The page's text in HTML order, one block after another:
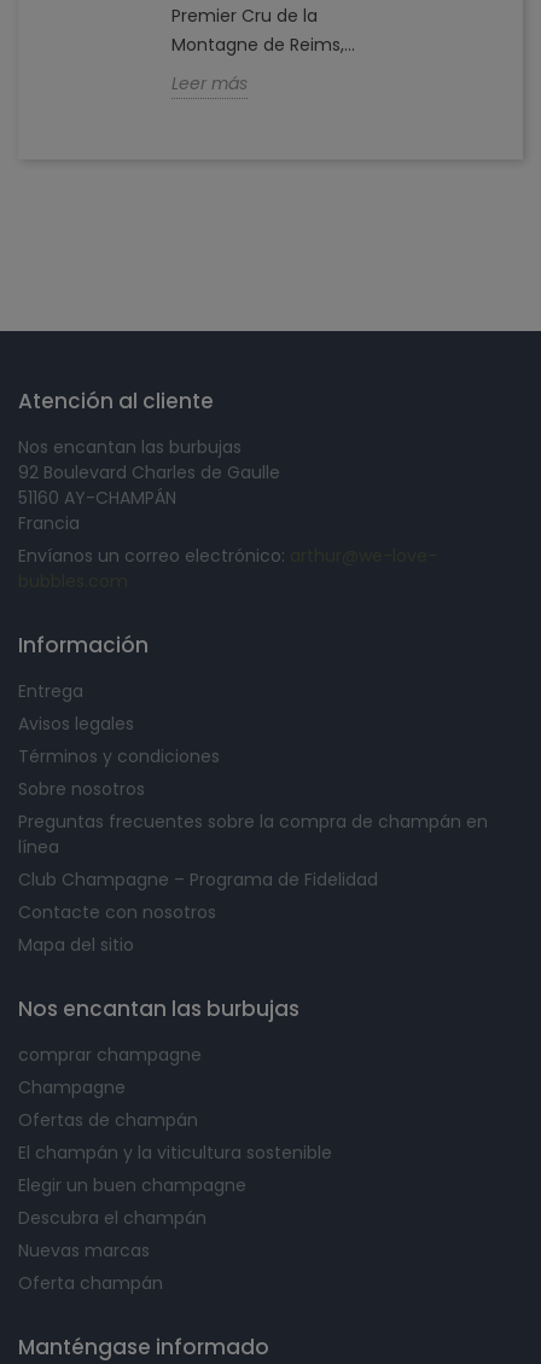
Premier Cru de la
Montagne de Reims,...
Leer más
Atención al cliente
Nos encantan las burbujas
92 Boulevard Charles de Gaulle
51160 AY-CHAMPÁN
Francia
Envíanos un correo electrónico:
Información
Entrega
Avisos legales
Términos y condiciones
Sobre nosotros
Preguntas frecuentes sobre la compra de champán en
línea
Club Champagne – Programa de Fidelidad
Contacte con nosotros
Mapa del sitio
Nos encantan las burbujas
comprar champagne
Champagne
Ofertas de champán
El champán y la viticultura sostenible
Elegir un buen champagne
Descubra el champán
Nuevas marcas
Oferta champán
Manténgase informado